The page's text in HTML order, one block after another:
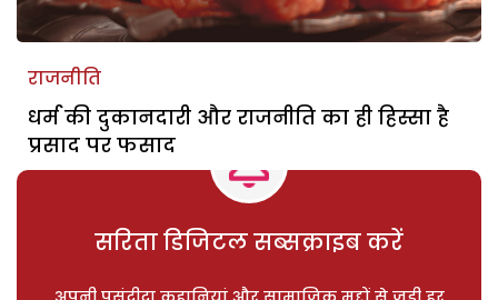
राजनीति
धर्म की दुकानदारी और राजनीति का ही हिस्सा है
प्रसाद पर फसाद
सरिता डिजिटल सब्सक्राइब करें